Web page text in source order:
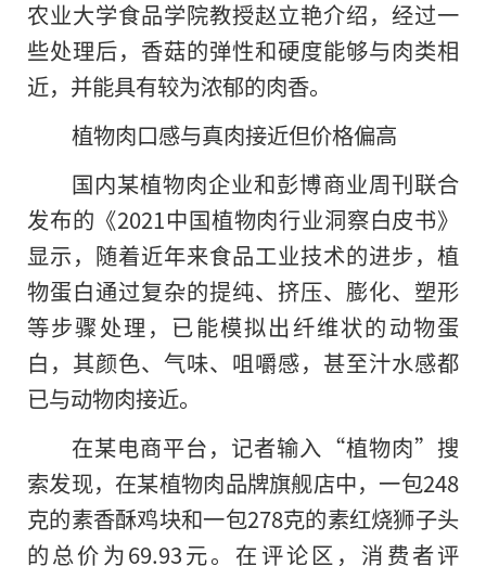
农业大学食品学院教授赵立艳介绍，经过一
些处理后，香菇的弹性和硬度能够与肉类相
近，并能具有较为浓郁的肉香。
植物肉口感与真肉接近但价格偏高
国内某植物肉企业和彭博商业周刊联合
发布的《2021中国植物肉行业洞察白皮书》
显示，随着近年来食品工业技术的进步，植
物蛋白通过复杂的提纯、挤压、膨化、塑形
等步骤处理，已能模拟出纤维状的动物蛋
白，其颜色、气味、咀嚼感，甚至汁水感都
已与动物肉接近。
在某电商平台，记者输入“植物肉”搜
索发现，在某植物肉品牌旗舰店中，一包248
克的素香酥鸡块和一包278克的素红烧狮子头
的总价为69.93元。在评论区，消费者评